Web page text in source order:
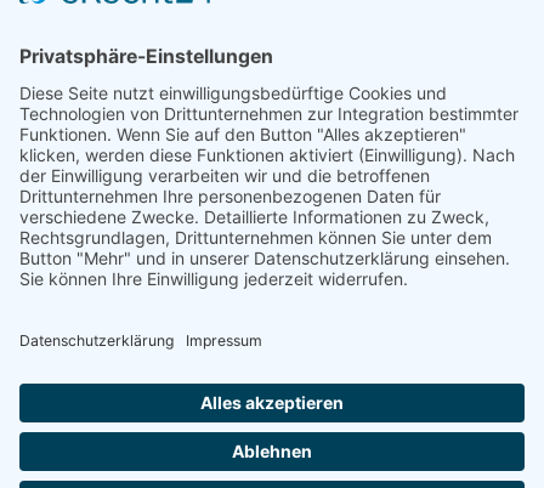
040 / 21 04 04 04-04
glinde@topf-online.de
Öffnungszeiten und mehr
Desktop-Version